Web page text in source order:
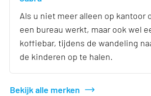
Als u niet meer alleen op kantoor
een bureau werkt, maar ook wel
koffiebar, tijdens de wandeling
de kinderen op te halen.
Bekijk alle merken